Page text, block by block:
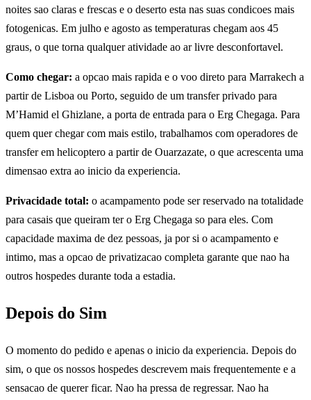
noites sao claras e frescas e o deserto esta nas suas condicoes mais
fotogenicas. Em julho e agosto as temperaturas chegam aos 45
graus, o que torna qualquer atividade ao ar livre desconfortavel.
Como chegar: a opcao mais rapida e o voo direto para Marrakech a
partir de Lisboa ou Porto, seguido de um transfer privado para
M’Hamid el Ghizlane, a porta de entrada para o Erg Chegaga. Para
quem quer chegar com mais estilo, trabalhamos com operadores de
transfer em helicoptero a partir de Ouarzazate, o que acrescenta uma
dimensao extra ao inicio da experiencia.
Privacidade total: o acampamento pode ser reservado na totalidade
para casais que queiram ter o Erg Chegaga so para eles. Com
capacidade maxima de dez pessoas, ja por si o acampamento e
intimo, mas a opcao de privatizacao completa garante que nao ha
outros hospedes durante toda a estadia.
Depois do Sim
O momento do pedido e apenas o inicio da experiencia. Depois do
sim, o que os nossos hospedes descrevem mais frequentemente e a
sensacao de querer ficar. Nao ha pressa de regressar. Nao ha